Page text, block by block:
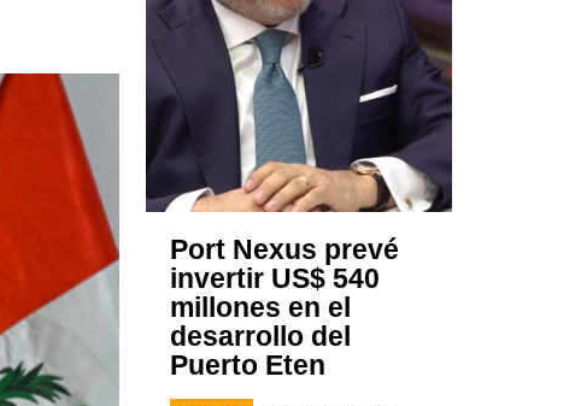
Port Nexus prevé
invertir US$ 540
millones en el
desarrollo del
Puerto Eten